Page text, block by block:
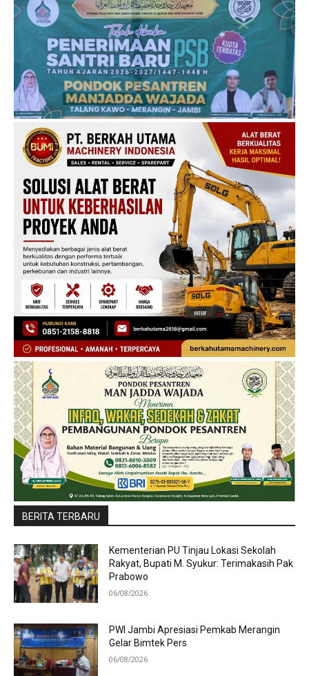
BERITA TERBARU
Kementerian PU Tinjau Lokasi Sekolah
Rakyat, Bupati M. Syukur: Terimakasih Pak
Prabowo
06/08/2026
PWI Jambi Apresiasi Pemkab Merangin
Gelar Bimtek Pers
06/08/2026